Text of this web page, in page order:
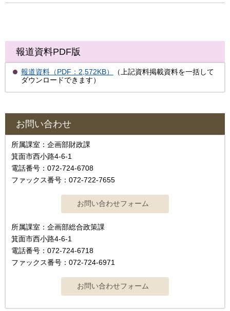
報道資料PDF版
報道資料（PDF：2,572KB）
（上記資料掲載資料を一括して
ダウンロードできます）
お問い合わせ
所属課室：企画部財政課
箕面市西小路4-6-1
電話番号：072-724-6708
ファックス番号：072-722-7655
所属課室：企画部総合政策課
箕面市西小路4‐6‐1
電話番号：072-724-6718
ファックス番号：072-724-6971